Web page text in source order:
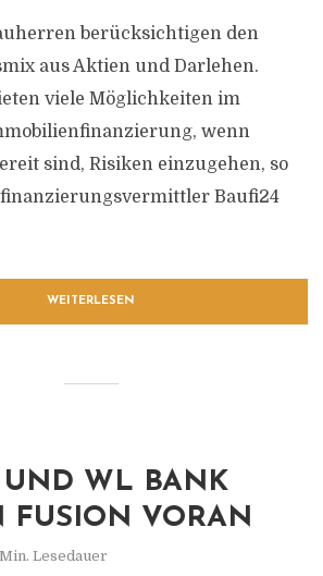
berücksichtigen den
aus Aktien und Darlehen.
viele Möglichkeiten im
wenn
sind, Risiken einzugehen, so
Baufi24
WEITERLESEN
UND WL BANK
FUSION VORAN
Lesedauer